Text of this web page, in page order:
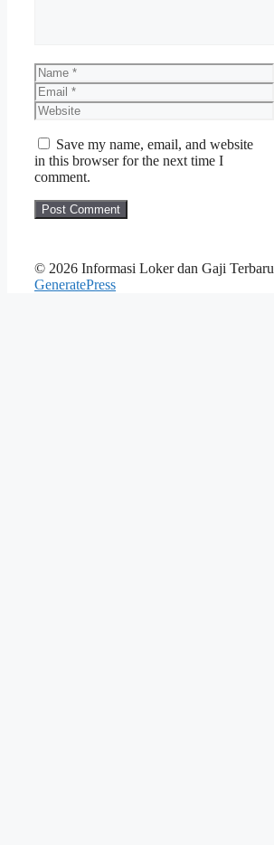
Name
Email
Website
Save my name, email, and website
in this browser for the next time I
comment.
© 2026 Informasi Loker dan Gaji Terbaru
GeneratePress